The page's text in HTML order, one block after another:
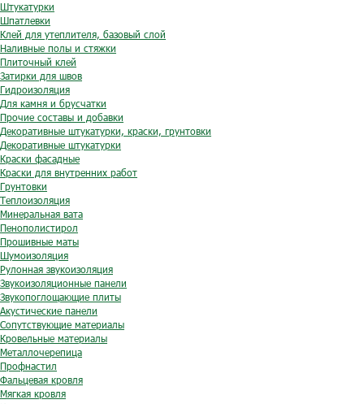
Штукатурки
Шпатлевки
Клей для утеплителя, базовый слой
Наливные полы и стяжки
Плиточный клей
Затирки для швов
Гидроизоляция
Для камня и брусчатки
Прочие составы и добавки
Декоративные штукатурки, краски, грунтовки
Декоративные штукатурки
Краски фасадные
Краски для внутренних работ
Грунтовки
Теплоизоляция
Минеральная вата
Пенополистирол
Прошивные маты
Шумоизоляция
Рулонная звукоизоляция
Звукоизоляционные панели
Звукопоглощающие плиты
Акустические панели
Сопутствующие материалы
Кровельные материалы
Металлочерепица
Профнастил
Фальцевая кровля
Мягкая кровля